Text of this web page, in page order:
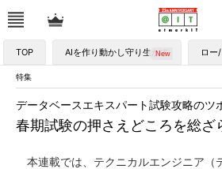
TOP AIを作り動かし守り生かす ロー
特集
春期試験の押さえどころを総ざ
データベースエキスパート試験攻略のツ
本連載では、テクニカルエンジニア（